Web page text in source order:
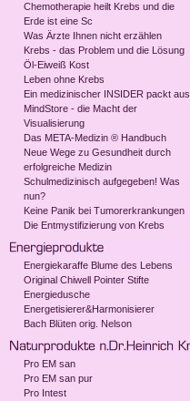
Chemotherapie heilt Krebs und die
Erde ist eine Sc
Was Ärzte Ihnen nicht erzählen
Krebs - das Problem und die Lösung
Öl-Eiweiß Kost
Leben ohne Krebs
Ein medizinischer INSIDER packt aus
MindStore - die Macht der
Visualisierung
Das META-Medizin ® Handbuch
Neue Wege zu Gesundheit durch
erfolgreiche Medizin
Schulmedizinisch aufgegeben! Was
nun?
Keine Panik bei Tumorerkrankungen
Die Entmystifizierung von Krebs
Energiekaraffe Blume des Lebens
Original Chiwell Pointer Stifte
Energiedusche
Energetisierer&Harmonisierer
Bach Blüten orig. Nelson
Pro EM san
Pro EM san pur
Pro Intest